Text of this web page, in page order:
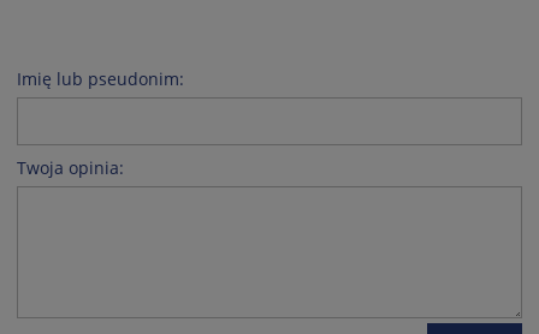
Imię lub pseudonim:
Twoja opinia: